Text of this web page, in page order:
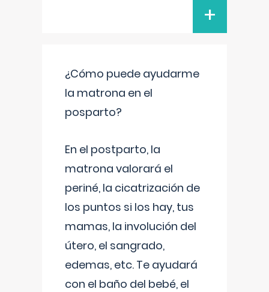
+
¿Cómo puede ayudarme
la matrona en el
posparto?
En el postparto, la
matrona valorará el
periné, la cicatrización de
los puntos si los hay, tus
mamas, la involución del
útero, el sangrado,
edemas, etc. Te ayudará
con el baño del bebé, el